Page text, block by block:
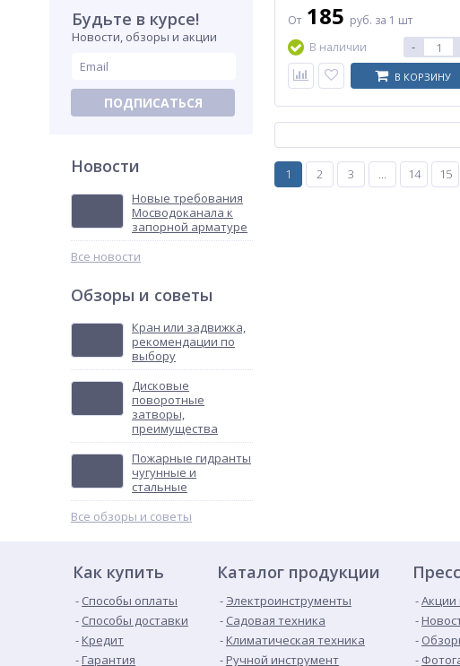
Будьте в курсе!
Новости, обзоры и акции
ПОДПИСАТЬСЯ
Новости
Новые требования
Мосводоканала к
запорной арматуре
Все новости
Обзоры и советы
Кран или задвижка,
рекомендации по
выбору
Дисковые
поворотные
затворы,
преимущества
Пожарные гидранты
чугунные и
стальные
Все обзоры и советы
От 185 руб. за 1 шт
В наличии
-
В КОРЗИНУ
1 2 3 ... 14 15
Как купить
Способы оплаты
Способы доставки
Кредит
Гарантия
Каталог продукции
Электроинструменты
Садовая техника
Климатическая техника
Ручной инструмент
Акции